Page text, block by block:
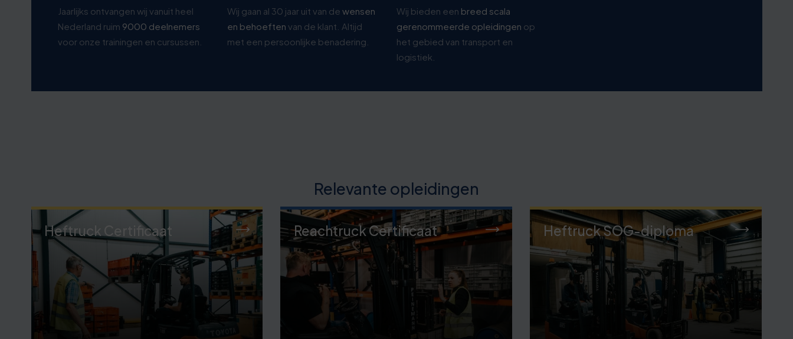
Jaarlijks ontvangen wij vanuit heel
Nederland ruim 9000 deelnemers
voor onze trainingen en cursussen.
Wij gaan al 30 jaar uit van de wensen
en behoeften van de klant. Altijd
met een persoonlijke benadering.
Wij bieden een breed scala
gerenommeerde opleidingen op
het gebied van transport en
logistiek.
Relevante opleidingen
Heftruck Certificaat Reachtruck Certificaat Heftruck SOG-diploma